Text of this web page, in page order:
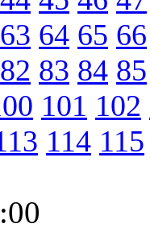
63 64 65 66
82 83 84 85
101 102
114 115